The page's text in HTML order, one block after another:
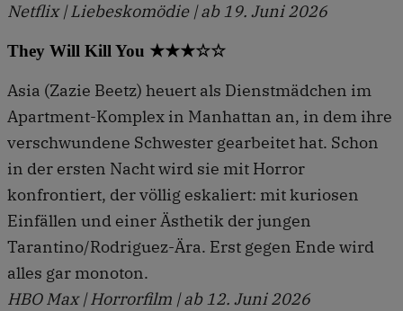
Netflix | Liebeskomödie | ab 19. Juni 2026
They Will Kill You ★★★☆☆
Asia (Zazie Beetz) heuert als Dienstmädchen im
Apartment-Komplex in Manhattan an, in dem ihre
verschwundene Schwester gearbeitet hat. Schon
in der ersten Nacht wird sie mit Horror
konfrontiert, der völlig eskaliert: mit kuriosen
Einfällen und einer Ästhetik der jungen
Tarantino/Rodriguez-Ära. Erst gegen Ende wird
alles gar monoton.
HBO Max | Horrorfilm | ab 12. Juni 2026